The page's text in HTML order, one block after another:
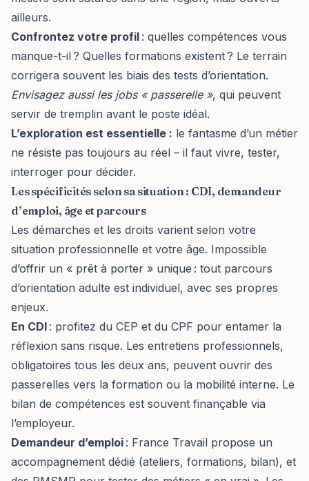
ailleurs.
Confrontez votre profil : quelles compétences vous
manque-t-il ? Quelles formations existent ? Le terrain
corrigera souvent les biais des tests d’orientation.
Envisagez aussi les jobs « passerelle », qui peuvent
servir de tremplin avant le poste idéal.
L’exploration est essentielle : le fantasme d’un métier
ne résiste pas toujours au réel – il faut vivre, tester,
interroger pour décider.
Les spécificités selon sa situation : CDI, demandeur
d’emploi, âge et parcours
Les démarches et les droits varient selon votre
situation professionnelle et votre âge. Impossible
d’offrir un « prêt à porter » unique : tout parcours
d’orientation adulte est individuel, avec ses propres
enjeux.
En CDI : profitez du CEP et du CPF pour entamer la
réflexion sans risque. Les entretiens professionnels,
obligatoires tous les deux ans, peuvent ouvrir des
passerelles vers la formation ou la mobilité interne. Le
bilan de compétences est souvent finançable via
l’employeur.
Demandeur d’emploi : France Travail propose un
accompagnement dédié (ateliers, formations, bilan), et